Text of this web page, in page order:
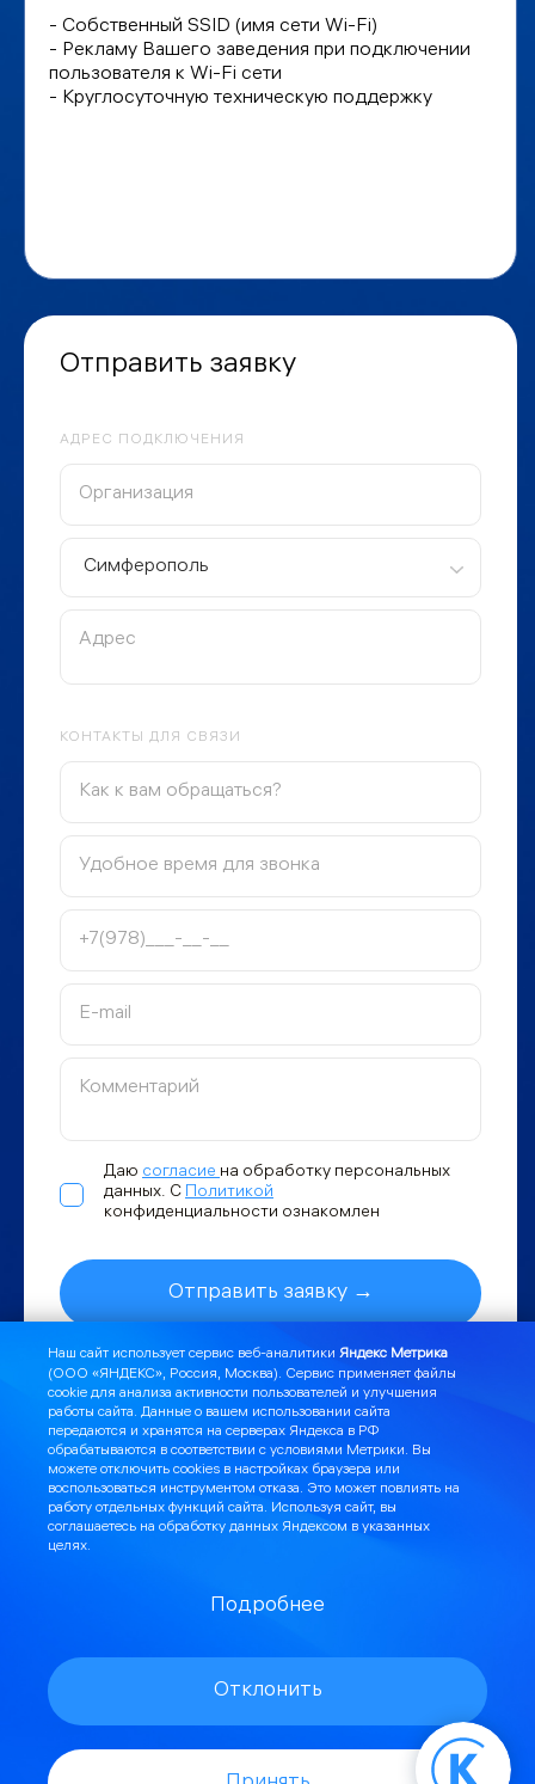
- Собственный SSID (имя сети Wi-Fi)
- Рекламу Вашего заведения при подключении
пользователя к Wi-Fi сети
- Круглосуточную техническую поддержку
Отправить заявку
АДРЕС ПОДКЛЮЧЕНИЯ
Симферополь
КОНТАКТЫ ДЛЯ СВЯЗИ
Даю согласиена обработку персональных
данных. С Политикой
конфиденциальности ознакомлен
Отправить заявку →
Я могу помочь: Мессенджер «Экзарх»
Подключить офис к интернету
Подключить Wi-Fi авторизацию
Проверить скорость Связаться с техподдержкой
Наш сайт использует сервис веб-аналитики Яндекс Метрика
(ООО «ЯНДЕКС», Россия, Москва). Сервис применяет файлы
cookie для анализа активности пользователей и улучшения
работы сайта. Данные о вашем использовании сайта
передаются и хранятся на серверах Яндекса в РФ
обрабатываются в соответствии с условиями Метрики. Вы
можете отключить cookies в настройках браузера или
воспользоваться инструментом отказа. Это может повлиять на
работу отдельных функций сайта. Используя сайт, вы
соглашаетесь на обработку данных Яндексом в указанных
целях.
Подробнее
Отклонить